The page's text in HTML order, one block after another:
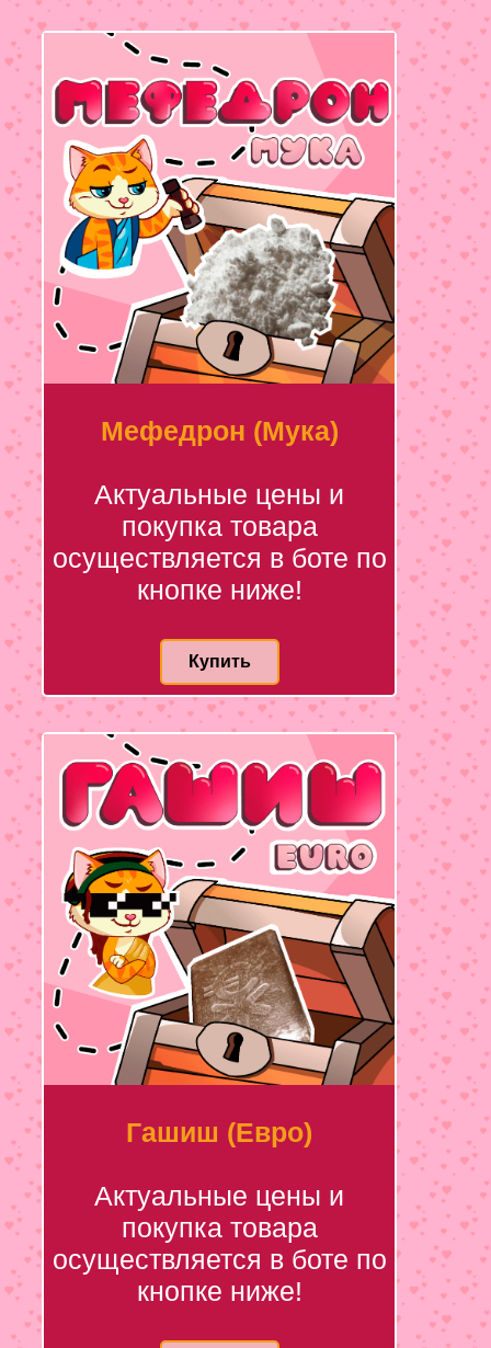
Мефедрон (Мука)
Актуальные цены и
покупка товара
осуществляется в боте по
кнопке ниже!
Купить
Гашиш (Евро)
Актуальные цены и
покупка товара
осуществляется в боте по
кнопке ниже!